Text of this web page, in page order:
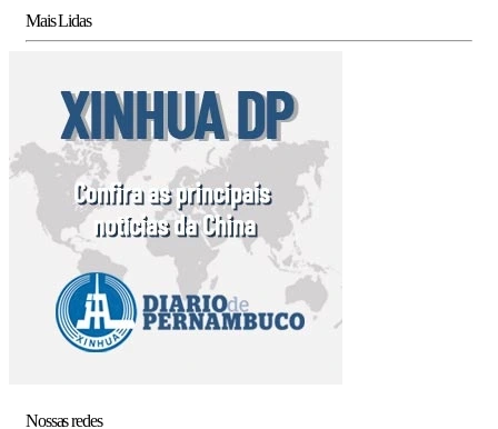
Mais Lidas
Nossas redes